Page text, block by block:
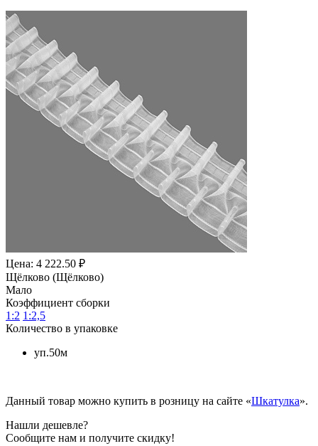
Цена: 4 222.50 ₽
Щёлково (Щёлково)
Мало
Коэффициент сборки
1:2 1:2,5
Количество в упаковке
уп.50м
Данный товар можно купить в розницу на сайте «Шкатулка».
Нашли дешевле?
Сообщите нам и получите скидку!